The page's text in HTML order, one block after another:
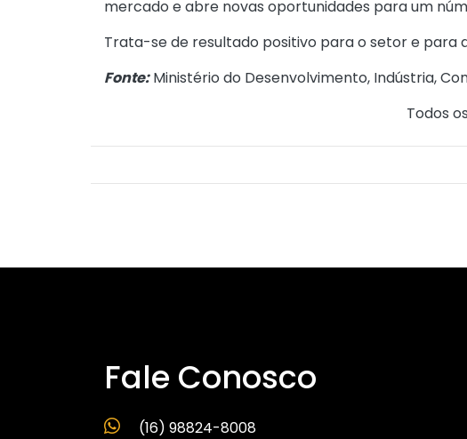
mercado e abre novas oportunidades para um
Trata-se de resultado positivo para o setor e
Fonte:Ministério do Desenvolvimento, Indústria,
Todos
Fale Conosco
(16) 98824-8008